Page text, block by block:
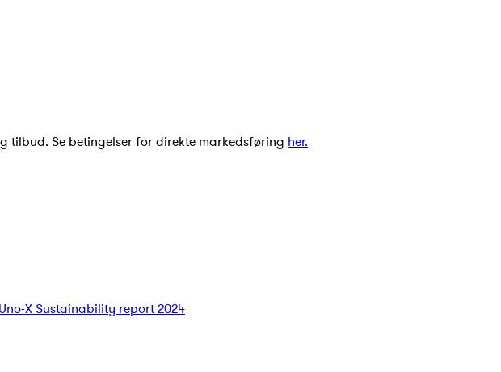
tilbud. Se betingelser for direkte markedsføring her.
X Sustainability report 2024